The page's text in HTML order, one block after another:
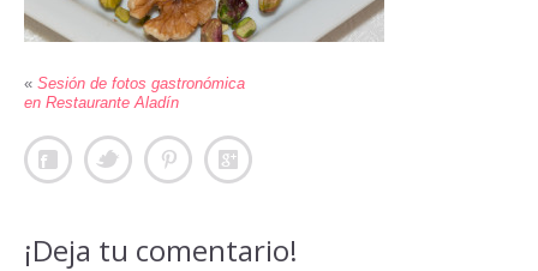
« Sesión de fotos gastronómica
en Restaurante Aladín
¡Deja tu comentario!